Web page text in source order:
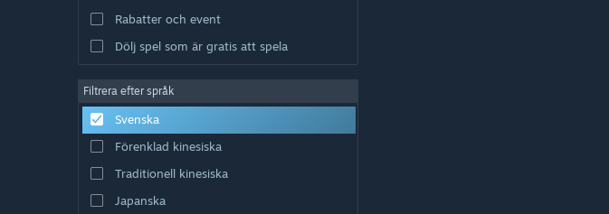
Rabatter och event
Dölj spel som är gratis att spela
Filtrera efter språk
Svenska
Förenklad kinesiska
Traditionell kinesiska
Japanska